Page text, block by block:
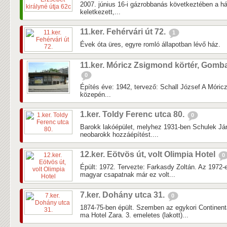
2007. június 16-i gázrobbanás következtében a
keletkezett,...
11.ker. Fehérvári út 72. 1
Évek óta üres, egyre romló állapotban lévő ház.
11.ker. Móricz Zsigmond körtér,
0
Építés éve: 1942, tervező: Schall József A
közepén...
1.ker. Toldy Ferenc utca 80. 0
Barokk lakóépület, melyhez 1931-ben Schulek
neobarokk hozzáépítést....
12.ker. Eötvös út, volt Olimpia Hotel 0
Épült: 1972. Tervezte: Farkasdy Zoltán. Az
magyar csapatnak már ez volt...
7.ker. Dohány utca 31. 0
1874-75-ben épült. Szemben az egykori
ma Hotel Zara. 3. emeletes (lakott)...